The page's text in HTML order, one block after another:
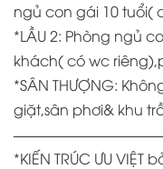
ngủ con gái 10 tuổi(
*LẦU 2: Phòng ngủ
khách( có wc
*SÂN THƯỢNG:
giặt,sân phơi& khu
*KIẾN TRÚC ƯU